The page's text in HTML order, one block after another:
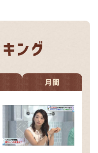
月間